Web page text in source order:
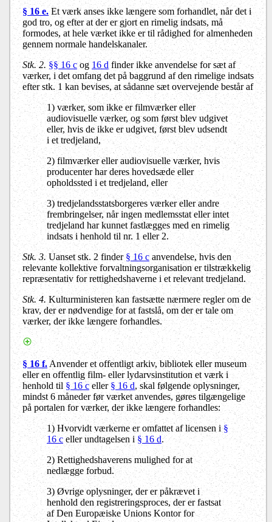
§ 16 e.Et værk anses ikke længere som forhandlet, når det i
god tro, og efter at der er gjort en rimelig indsats, må
formodes, at hele værket ikke er til rådighed for almenheden
gennem normale handelskanaler.
Stk. 2. §§ 16 cog 16 dfinder ikke anvendelse for sæt af
værker, i det omfang det på baggrund af den rimelige indsats
efter stk. 1 kan bevises, at sådanne sæt overvejende består af
1) værker, som ikke er filmværker eller
audiovisuelle værker, og som først blev udgivet
eller, hvis de ikke er udgivet, først blev udsendt
i et tredjeland,
2) filmværker eller audiovisuelle værker, hvis
producenter har deres hovedsæde eller
opholdssted i et tredjeland, eller
3) tredjelandsstatsborgeres værker eller andre
frembringelser, når ingen medlemsstat eller intet
tredjeland har kunnet fastlægges med en rimelig
indsats i henhold til nr. 1 eller 2.
Stk. 3.Uanset stk. 2 finder§ 16 c anvendelse, hvis den
relevante kollektive forvaltningsorganisation er tilstrækkelig
repræsentativ for rettighedshaverne i et relevant tredjeland.
Stk. 4. Kulturministeren kan fastsætte nærmere regler om de
krav, der er nødvendige for at fastslå, om der er tale om
værker, der ikke længere forhandles.
§ 16 f. Anvender et offentligt arkiv, bibliotek eller museum
eller en offentlig film- eller lydarvsinstitution et værk i
henhold til § 16 celler§ 16 d, skal følgende oplysninger,
mindst 6 måneder før værket anvendes, gøres tilgængelige
på portalen for værker, der ikke længere forhandles:
1) Hvorvidt værkerne er omfattet af licensen i§
16 c eller undtagelsen i § 16 d.
2) Rettighedshaverens mulighed for at
nedlægge forbud.
3) Øvrige oplysninger, der er påkrævet i
henhold den registreringsproces, der er fastsat
af Den Europæiske Unions Kontor for